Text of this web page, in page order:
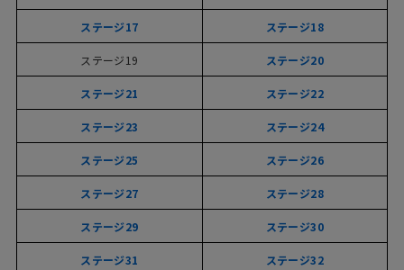
ステージ17 ステージ18
ステージ19 ステージ20
ステージ21 ステージ22
ステージ23 ステージ24
ステージ25 ステージ26
ステージ27 ステージ28
ステージ29 ステージ30
ステージ31
ステージ32